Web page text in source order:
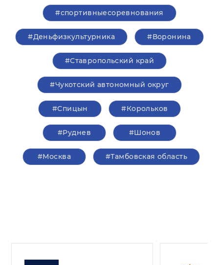
#спортивныесоревнования
#Деньфизкультурника #Воронина
#Ставропольский край
#Чукотский автономный округ
#Спицын #Корольков
#Руднев #Шонов
#Москва #Тамбовская область